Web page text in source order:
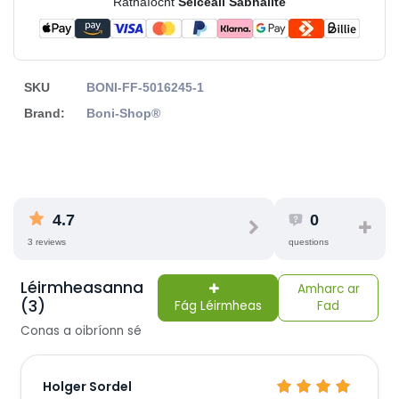
SKU
BONI-FF-5016245-1
Brand:
Boni-Shop®
4.7
3 reviews
0
questions
Léirmheasanna
(3)
Fág Léirmheas
Amharc ar
Fad
Conas a oibríonn sé
Holger Sordel